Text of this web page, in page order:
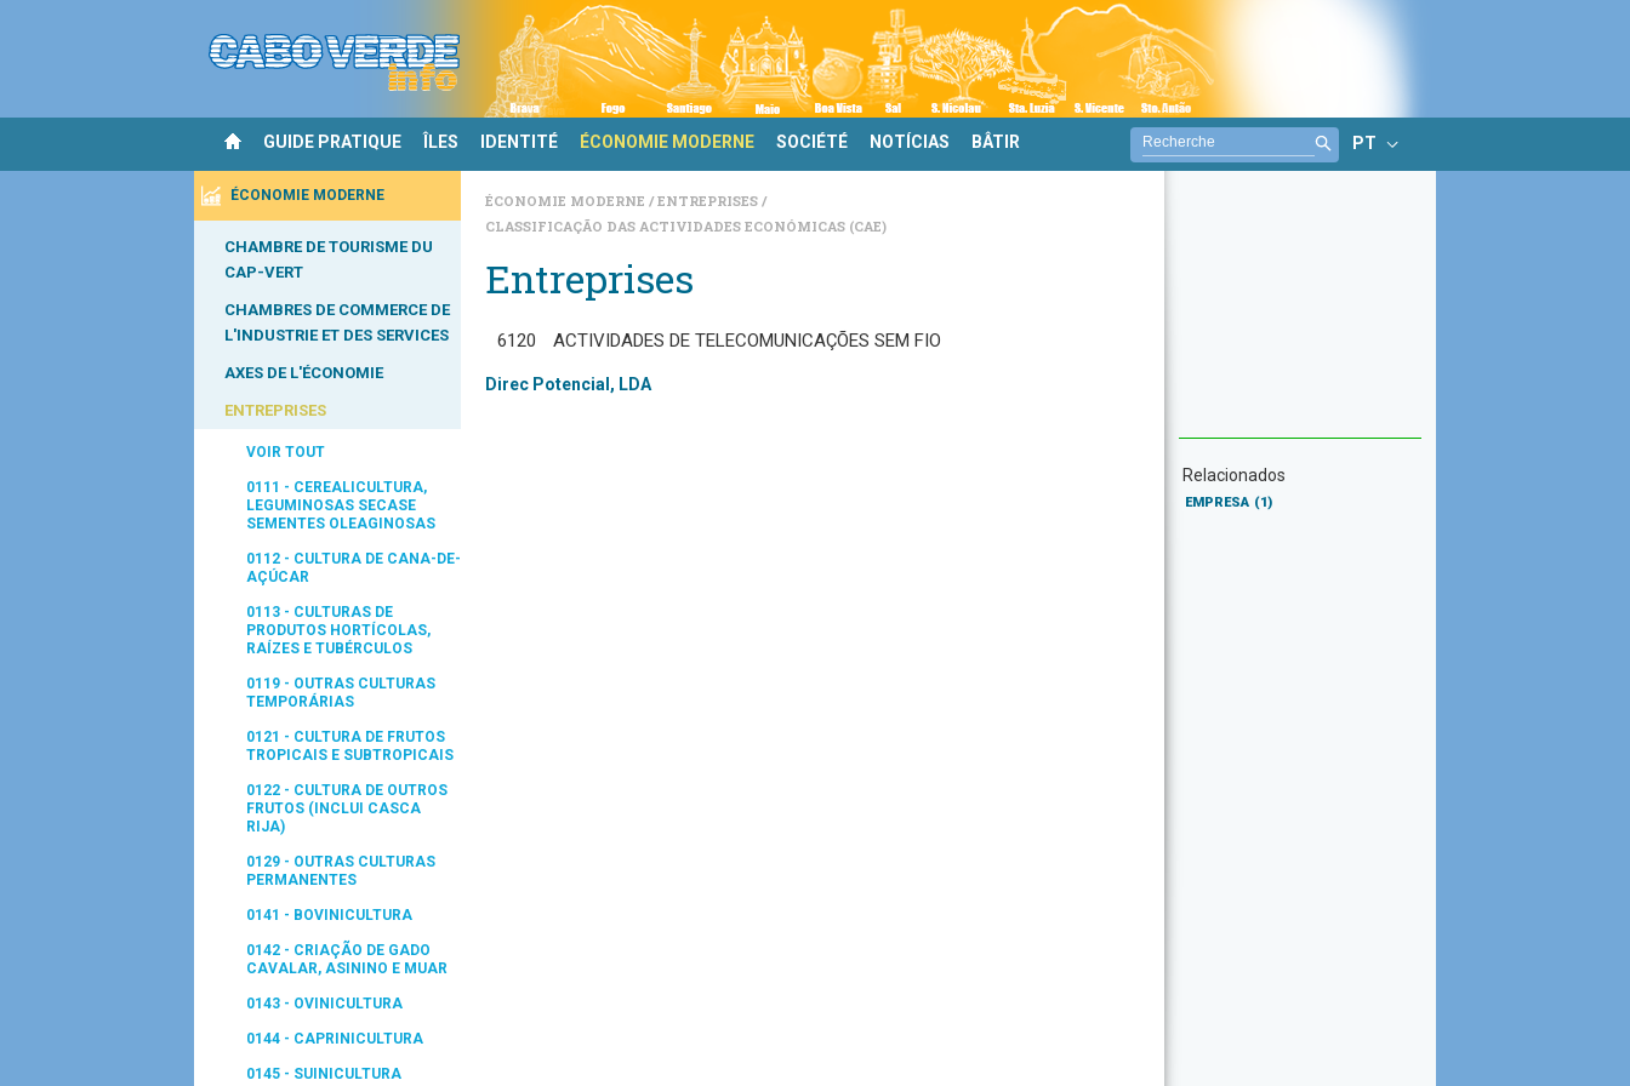
GUIDE PRATIQUE ÎLES IDENTITÉ ÉCONOMIE MODERNE SOCIÉTÉ NOTÍCIAS BÂTIR PT
ÉCONOMIE MODERNE
CHAMBRE DE TOURISME DU
CAP-VERT
CHAMBRES DE COMMERCE DE
L'INDUSTRIE ET DES SERVICES
AXES DE L'ÉCONOMIE
ENTREPRISES
VOIR TOUT
0111 - CEREALICULTURA,
LEGUMINOSAS SECASE
SEMENTES OLEAGINOSAS
0112 - CULTURA DE CANA-DE-
AÇÚCAR
0113 - CULTURAS DE
PRODUTOS HORTÍCOLAS,
RAÍZES E TUBÉRCULOS
0119 - OUTRAS CULTURAS
TEMPORÁRIAS
0121 - CULTURA DE FRUTOS
TROPICAIS E SUBTROPICAIS
0122 - CULTURA DE OUTROS
FRUTOS (INCLUI CASCA
RIJA)
0129 - OUTRAS CULTURAS
PERMANENTES
0141 - BOVINICULTURA
0142 - CRIAÇÃO DE GADO
CAVALAR, ASININO E MUAR
0143 - OVINICULTURA
0144 - CAPRINICULTURA
0145 - SUINICULTURA
ÉCONOMIE MODERNE
ENTREPRISES
CLASSIFICAÇÃO DAS ACTIVIDADES ECONÓMICAS (CAE)
Entreprises
6120 ACTIVIDADES DE TELECOMUNICAÇÕES SEM FIO
Direc Potencial, LDA
Relacionados
EMPRESA (1)